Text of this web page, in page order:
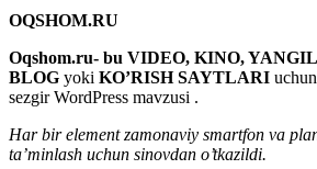
OQSHOM.RU
Oqshom.ru- bu VIDEO, KINO,
BLOG yoki KO’RISH SAYTLARI
sezgir WordPress mavzusi .
Har bir element zamonaviy smartfon va
ta’minlash uchun sinovdan o’tkazildi.